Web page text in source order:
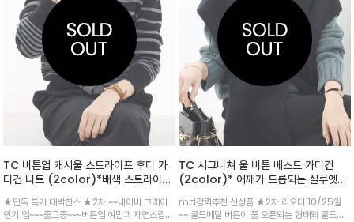
TC 버튼업 캐시울 스트라이프 후디 가
디건 니트 (2color)*배색 스트라이프
패턴으로 특별함을 더한 카디건
★단독 특가 대박찬스 ★2차 ~~네이비 그레이
인기 업~~~출고중~~~버튼업 여밈과 자연스럽게
TC 시그니쳐 울 버튼 베스트 가디건
(2color)* 어깨가 드롭되는 실루엣으
로 여유로운 느낌을 주는 베스트 가디건
md강력추천 신상품 ★2차 리오더 10/25일
~~ 골드메탈 버튼이 풀 오픈되는 형태와 골드메